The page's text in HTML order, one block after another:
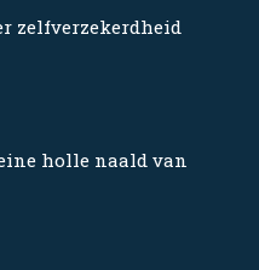
zelfverzekerdheid
holle naald van